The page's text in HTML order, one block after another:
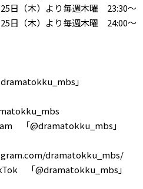
（木）より毎週木曜 23:30～
（木）より毎週木曜 24:00～
」
「@dramatokku_mbs」
dramatokku_mbs/
「@dramatokku_mbs」